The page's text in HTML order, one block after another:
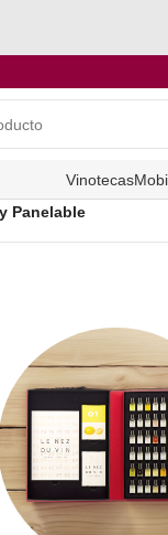
Vinotecas
Panelable